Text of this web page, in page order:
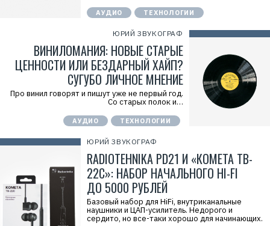
АУДИО ТЕХНОЛОГИИ
ЮРИЙ ЗВУКОГРАФ
ВИНИЛОМАНИЯ: НОВЫЕ СТАРЫЕ
ЦЕННОСТИ ИЛИ БЕЗДАРНЫЙ ХАЙП?
СУГУБО ЛИЧНОЕ МНЕНИЕ
Про винил говорят и пишут уже не первый год.
Со старых полок и…
АУДИО ТЕХНОЛОГИИ
ЮРИЙ ЗВУКОГРАФ
RADIOTEHNIKA PD21 И «КОМЕТА TB-
22C»: НАБОР НАЧАЛЬНОГО HI-FI
ДО 5000 РУБЛЕЙ
Базовый набор для HiFi, внутриканальные
наушники и ЦАП-усилитель. Недорого и
сердито, но все-таки хорошо для начинающих.